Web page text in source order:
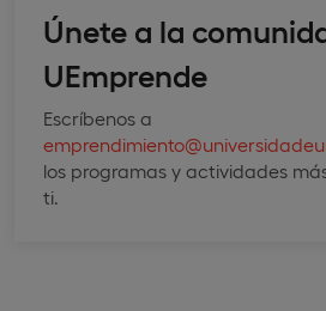
Únete a la
UEmprende
Escríbenos a
los programas y actividades
ti.